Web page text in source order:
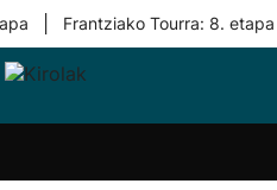
Frantziako Tourra: 8. etapa